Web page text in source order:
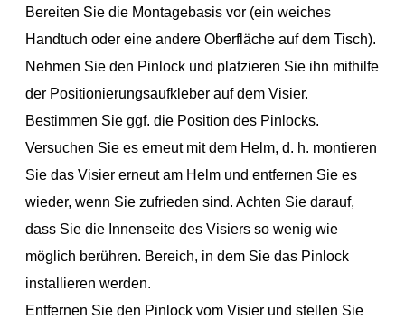
Bereiten Sie die Montagebasis vor (ein weiches
Handtuch oder eine andere Oberfläche auf dem Tisch).
Nehmen Sie den Pinlock und platzieren Sie ihn mithilfe
der Positionierungsaufkleber auf dem Visier.
Bestimmen Sie ggf. die Position des Pinlocks.
Versuchen Sie es erneut mit dem Helm, d. h. montieren
Sie das Visier erneut am Helm und entfernen Sie es
wieder, wenn Sie zufrieden sind. Achten Sie darauf,
dass Sie die Innenseite des Visiers so wenig wie
möglich berühren. Bereich, in dem Sie das Pinlock
installieren werden.
Entfernen Sie den Pinlock vom Visier und stellen Sie